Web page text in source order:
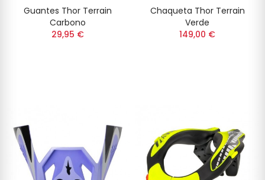
Guantes Thor Terrain
Carbono
29,95 €
Chaqueta Thor Terrain
Verde
149,00 €